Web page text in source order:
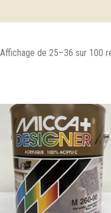
Affichage de 25–36 sur 100